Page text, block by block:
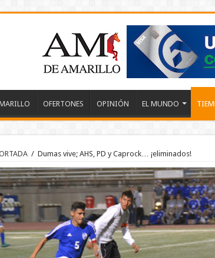
OFERTONES OPINIÓN EL MUNDO
/ Dumas vive; AHS, PD y Caprock… ¡eliminados!